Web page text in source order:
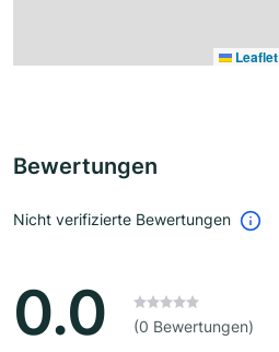
Leaflet
Bewertungen
Nicht verifizierte Bewertungen
0.0 (0 Bewertungen)